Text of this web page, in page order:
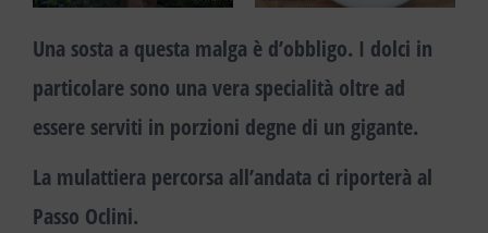
Una sosta a questa malga è d’obbligo. I dolci in
particolare sono una vera specialità oltre ad
essere serviti in porzioni degne di un gigante.
La mulattiera percorsa all’andata ci riporterà al
Passo Oclini.